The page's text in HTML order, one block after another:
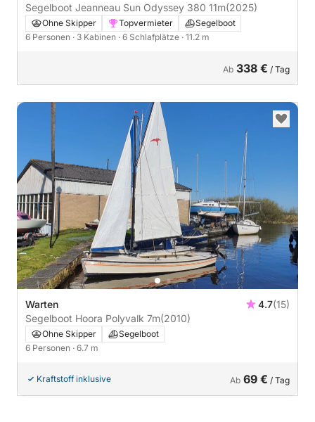
Segelboot Jeanneau Sun Odyssey 380 11m(2025)
Ohne Skipper Topvermieter
Segelboot
6 Personen · 3 Kabinen · 6 Schlafplätze · 11.2 m
Ab 338 € / Tag
Warten 4.7(15)
Segelboot Hoora Polyvalk 7m(2010)
Ohne Skipper
Segelboot
6 Personen · 6.7 m
Kraftstoff inklusive Ab 69 € / Tag